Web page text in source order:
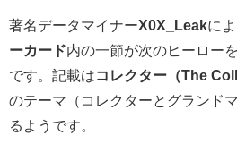
著名データマイナーX0X_Leakに
ーカード内の一節が次のヒーロー
です。記載はコレクター（The
のテーマ（コレクターとグランド
るようです。